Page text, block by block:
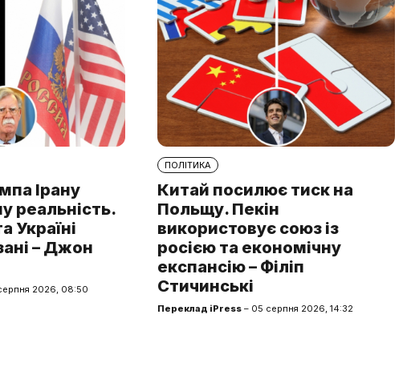
Ірану
реальність.
Україні
– Джон
2026, 08:50
ПОЛІТИКА
Китай посилює тиск на
Польщу. Пекін
використовує союз із
росією та економічну
експансію – Філіп
Стичинські
Переклад iPress – 05 серпня 2026, 14:32